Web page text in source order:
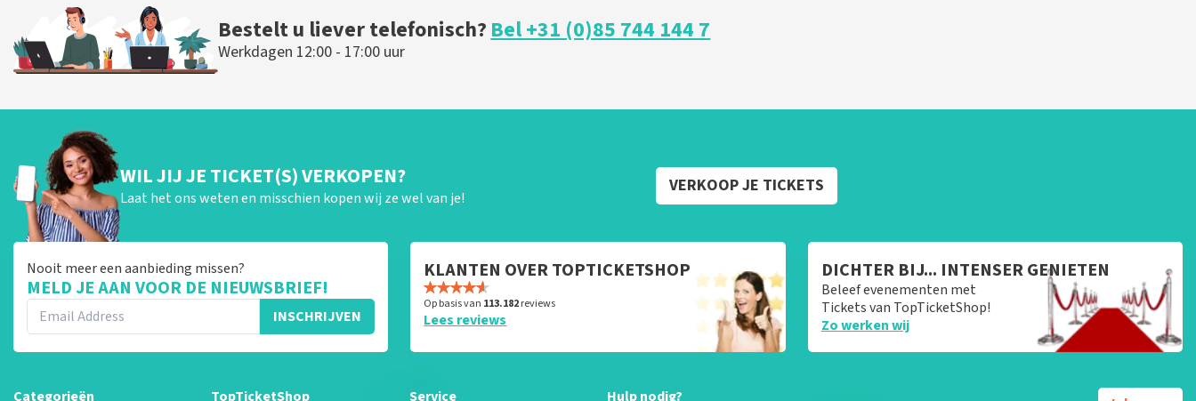
Bestelt u liever telefonisch?Bel +31 (0)85 744 144 7
Werkdagen 12:00 - 17:00 uur
WIL JIJ JE TICKET(S) VERKOPEN?
Laat het ons weten en misschien kopen wij ze wel van je!
VERKOOP JE TICKETS
Nooit meer een aanbieding missen?
MELD JE AAN VOOR DE NIEUWSBRIEF!
INSCHRIJVEN
KLANTEN OVER TOPTICKETSHOP
Op basis van 113.182reviews
Lees reviews
DICHTER BIJ... INTENSER GENIETEN
Beleef evenementen met
Tickets van TopTicketShop!
Zo werken wij
Categorieën TopTicketShop Service Hulp nodig?